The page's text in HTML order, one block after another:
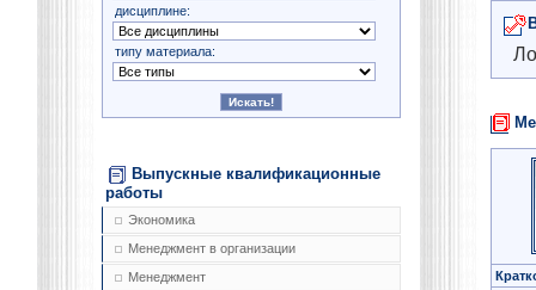
дисциплине:
типу материала:
Выпускные квалификационные
работы
Экономика
Менеджмент в организации
Менеджмент